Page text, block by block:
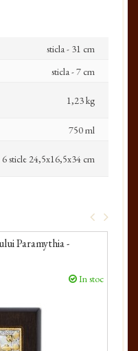
sticla - 31 cm
sticla - 7 cm
1,23 kg
750 ml
sticle 24,5x16,5x34 cm
Paramythia -
In stoc